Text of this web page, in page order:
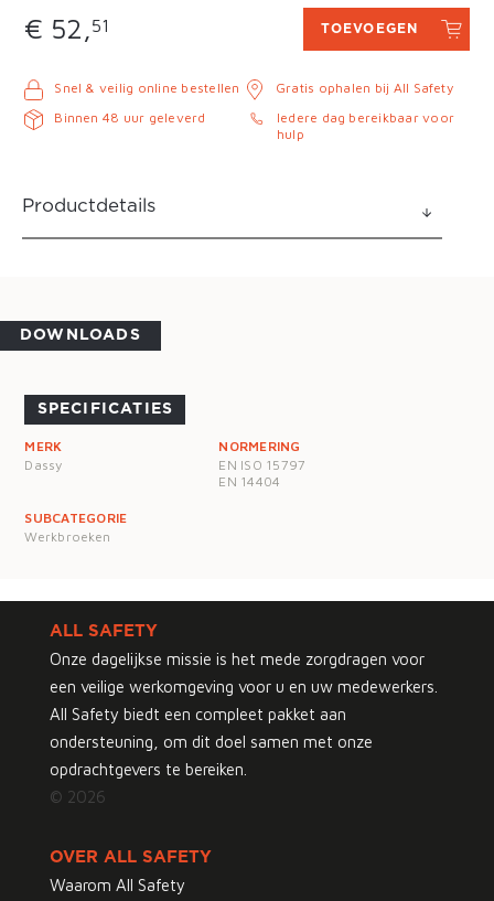
€ 52,51 TOEVOEGEN
Snel & veilig online bestellen
Binnen 48 uur geleverd
Gratis ophalen bij All Safety
Iedere dag bereikbaar voor
hulp
Productdetails
DOWNLOADS
SPECIFICATIES
MERK
Dassy
NORMERING
EN ISO 15797
EN 14404
SUBCATEGORIE
Werkbroeken
ALL SAFETY
Onze dagelijkse missie is het mede zorgdragen voor
een veilige werkomgeving voor u en uw medewerkers.
All Safety biedt een compleet pakket aan
ondersteuning, om dit doel samen met onze
opdrachtgevers te bereiken.
© 2026
OVER ALL SAFETY
Waarom All Safety